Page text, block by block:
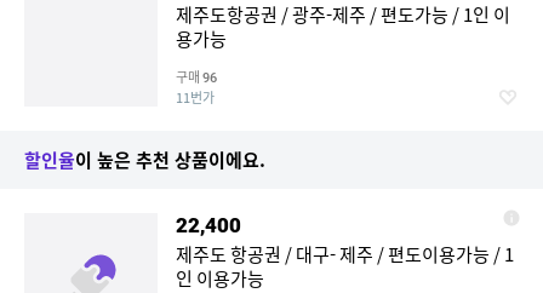
제주도항공권 / 광주-제주 / 편도가능 / 1인 이
용가능
구매 96
11번가
할인율이 높은 추천 상품이에요.
22,400
제주도 항공권 / 대구- 제주 / 편도이용가능 / 1
인 이용가능